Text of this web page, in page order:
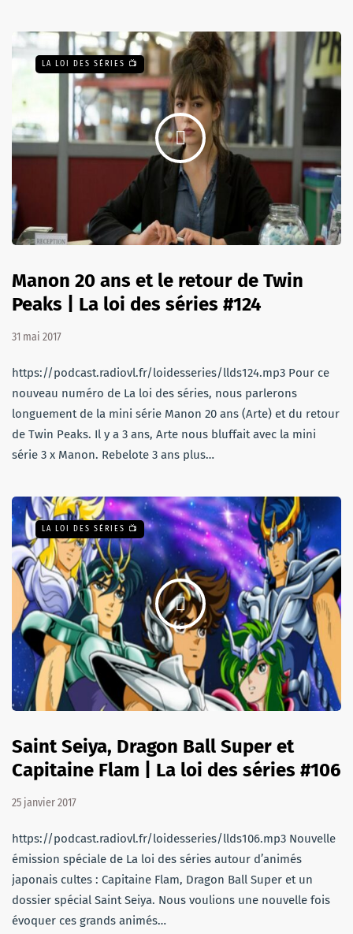
LA LOI DES SÉRIES 📺
Manon 20 ans et le retour de Twin
Peaks | La loi des séries #124
31 mai 2017
https://podcast.radiovl.fr/loidesseries/llds124.mp3 Pour ce
nouveau numéro de La loi des séries, nous parlerons
longuement de la mini série Manon 20 ans (Arte) et du retour
de Twin Peaks. Il y a 3 ans, Arte nous bluffait avec la mini
série 3 x Manon. Rebelote 3 ans plus…
LA LOI DES SÉRIES 📺
Saint Seiya, Dragon Ball Super et
Capitaine Flam | La loi des séries #106
25 janvier 2017
https://podcast.radiovl.fr/loidesseries/llds106.mp3 Nouvelle
émission spéciale de La loi des séries autour d’animés
japonais cultes : Capitaine Flam, Dragon Ball Super et un
dossier spécial Saint Seiya. Nous voulions une nouvelle fois
évoquer ces grands animés…